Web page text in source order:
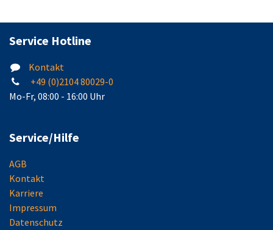
Service Hotline
Kontakt
+49 (0)2104 80029-0
Mo-Fr, 08:00 - 16:00 Uhr
Service/Hilfe
AGB
Kontakt
Karriere
Impressum
Datenschutz